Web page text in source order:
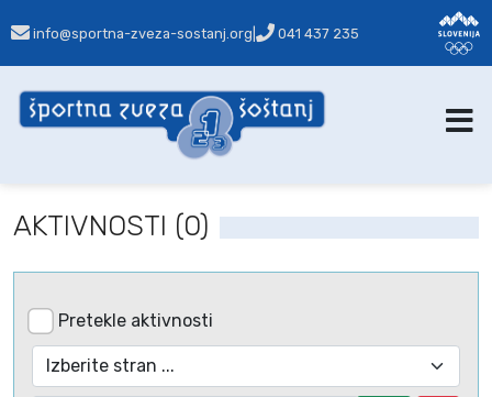
info@sportna-zveza-sostanj.org 041 437 235
AKTIVNOSTI (0)
Pretekle aktivnosti